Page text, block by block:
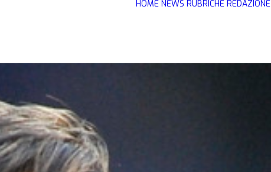
HOME NEWS RUBRICHE REDAZIONE